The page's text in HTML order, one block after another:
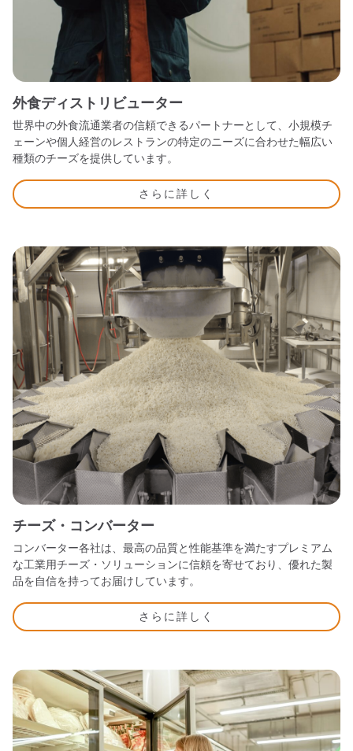
外食ディストリビューター
世界中の外食流通業者の信頼できるパートナーとして、小規模チ
ェーンや個人経営のレストランの特定のニーズに合わせた幅広い
種類のチーズを提供しています。
さらに詳しく
チーズ・コンバーター
コンバーター各社は、最高の品質と性能基準を満たすプレミアム
な工業用チーズ・ソリューションに信頼を寄せており、優れた製
品を自信を持ってお届けしています。
さらに詳しく